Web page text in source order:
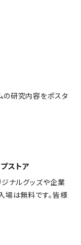
研究内容をポスタ
ストア
ナルグッズや企業
場は無料です。皆様